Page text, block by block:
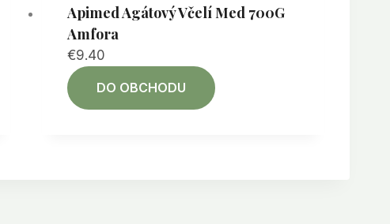
Apimed Agátový Včelí Med 700G
Amfora
€9.40
DO OBCHODU